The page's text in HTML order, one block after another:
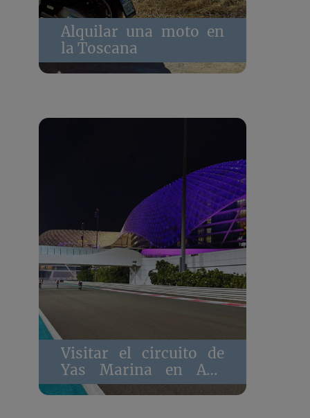
Alquilar una moto en
la Toscana
Visitar el circuito de
Yas Marina en Abu
Dhabi